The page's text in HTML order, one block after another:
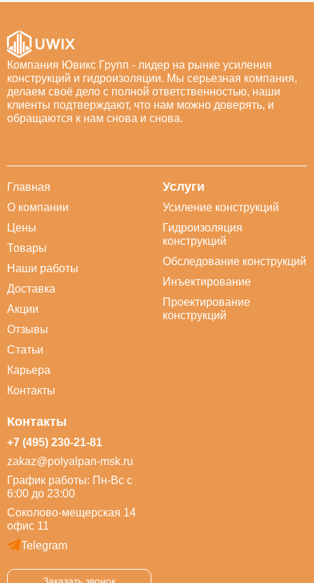
Компания Ювикс Групп - лидер на рынке усиления
конструкций и гидроизоляции. Мы серьезная компания,
делаем своё дело с полной ответственностью, наши
клиенты подтверждают, что нам можно доверять, и
обращаются к нам снова и снова.
Главная
О компании
Цены
Товары
Наши работы
Доставка
Акции
Отзывы
Статьи
Карьера
Контакты
Услуги
Усиление конструкций
Гидроизоляция
конструкций
Обследование конструкций
Инъектирование
Проектирование
конструкций
Контакты
+7 (495) 230-21-81
zakaz@polyalpan-msk.ru
График работы: Пн-Вс с
6:00 до 23:00
Соколово-мещерская 14
офис 11
Telegram